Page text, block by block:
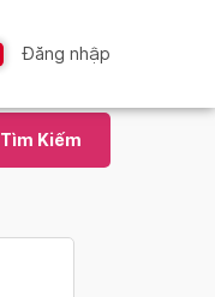
Đăng nhập
Tìm Kiếm